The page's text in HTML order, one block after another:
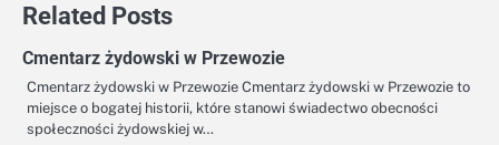
Related Posts
Cmentarz żydowski w Przewozie
Cmentarz żydowski w Przewozie Cmentarz żydowski w Przewozie to
miejsce o bogatej historii, które stanowi świadectwo obecności
społeczności żydowskiej w…